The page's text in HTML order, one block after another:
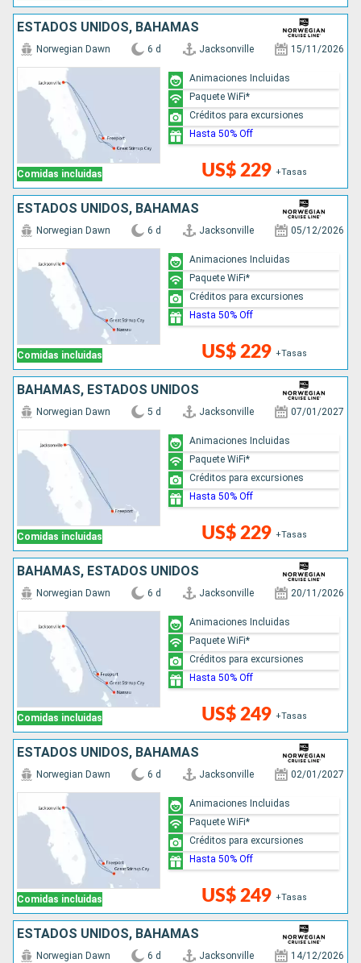
ESTADOS UNIDOS, BAHAMAS
Comidas incluidas
Norwegian Dawn 6 d Jacksonville 15/11/2026
US$ 229 +Tasas
Animaciones Incluidas
Paquete WiFi*
Créditos para excursiones
Hasta 50% Off
ESTADOS UNIDOS, BAHAMAS
Comidas incluidas
Norwegian Dawn 6 d Jacksonville 05/12/2026
US$ 229 +Tasas
Animaciones Incluidas
Paquete WiFi*
Créditos para excursiones
Hasta 50% Off
BAHAMAS, ESTADOS UNIDOS
Comidas incluidas
Norwegian Dawn 5 d Jacksonville 07/01/2027
US$ 229 +Tasas
Animaciones Incluidas
Paquete WiFi*
Créditos para excursiones
Hasta 50% Off
BAHAMAS, ESTADOS UNIDOS
Comidas incluidas
Norwegian Dawn 6 d Jacksonville 20/11/2026
US$ 249 +Tasas
Animaciones Incluidas
Paquete WiFi*
Créditos para excursiones
Hasta 50% Off
ESTADOS UNIDOS, BAHAMAS
Comidas incluidas
Norwegian Dawn 6 d Jacksonville 02/01/2027
US$ 249 +Tasas
Animaciones Incluidas
Paquete WiFi*
Créditos para excursiones
Hasta 50% Off
ESTADOS UNIDOS, BAHAMAS
Norwegian Dawn 6 d Jacksonville 14/12/2026